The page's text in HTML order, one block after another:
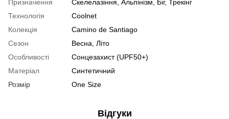
Призначення
Скелелазіння, Альпінізм, Біг, Трекінг
Технологія
Coolnet
Колекція
Camino de Santiago
Сезон
Весна, Літо
Особливості
Сонцезахист (UPF50+)
Матеріал
Синтетичний
Розмір
One Size
Відгуки